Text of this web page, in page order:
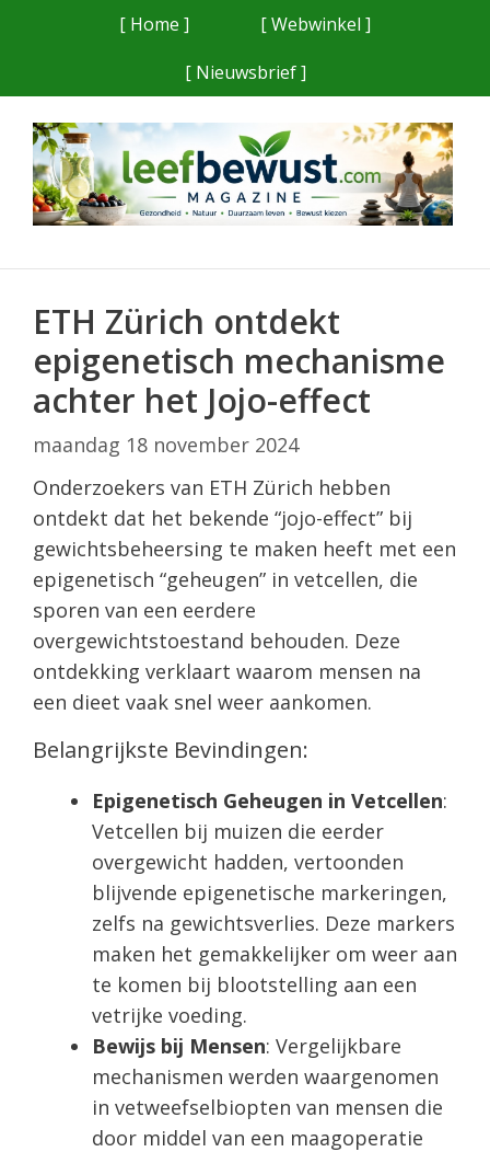
[ Home ]
[ Webwinkel ]
[ Nieuwsbrief ]
ETH Zürich ontdekt
epigenetisch mechanisme
achter het Jojo-effect
maandag 18 november 2024
Onderzoekers van ETH Zürich hebben
ontdekt dat het bekende “jojo-effect” bij
gewichtsbeheersing te maken heeft met een
epigenetisch “geheugen” in vetcellen, die
sporen van een eerdere
overgewichtstoestand behouden. Deze
ontdekking verklaart waarom mensen na
een dieet vaak snel weer aankomen.
Belangrijkste Bevindingen:
Epigenetisch Geheugen in Vetcellen:
Vetcellen bij muizen die eerder
overgewicht hadden, vertoonden
blijvende epigenetische markeringen,
zelfs na gewichtsverlies. Deze markers
maken het gemakkelijker om weer aan
te komen bij blootstelling aan een
vetrijke voeding.
Bewijs bij Mensen: Vergelijkbare
mechanismen werden waargenomen
in vetweefselbiopten van mensen die
door middel van een maagoperatie